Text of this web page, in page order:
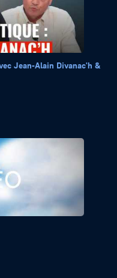
Jean-Alain Divanac'h &